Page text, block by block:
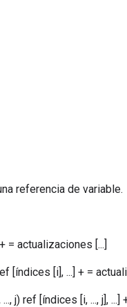
referencia de variable.
= actualizaciones [...]
[índices [i], ...] + =
j) ref [índices [i, ..., j], ...]